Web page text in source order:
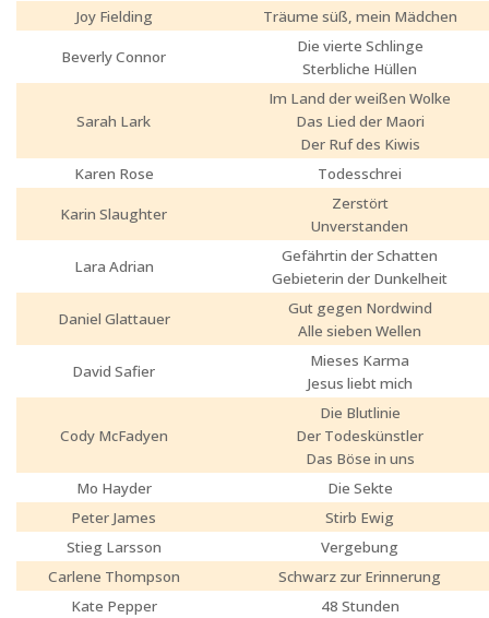
Joy Fielding
Träume süß, mein Mädchen
Beverly Connor
Die vierte Schlinge
Sterbliche Hüllen
Sarah Lark
Im Land der weißen Wolke
Das Lied der Maori
Der Ruf des Kiwis
Karen Rose
Todesschrei
Karin Slaughter
Zerstört
Unverstanden
Lara Adrian
Gefährtin der Schatten
Gebieterin der Dunkelheit
Daniel Glattauer
Gut gegen Nordwind
Alle sieben Wellen
David Safier
Mieses Karma
Jesus liebt mich
Cody McFadyen
Die Blutlinie
Der Todeskünstler
Das Böse in uns
Mo Hayder
Die Sekte
Peter James
Stirb Ewig
Stieg Larsson
Vergebung
Carlene Thompson
Schwarz zur Erinnerung
Kate Pepper
48 Stunden